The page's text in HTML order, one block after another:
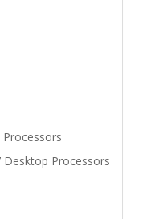
Desktop Processors